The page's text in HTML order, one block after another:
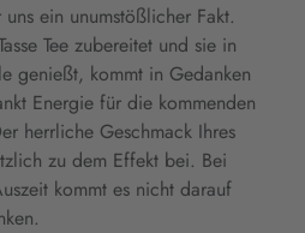
ein unumstößlicher Fakt.
Tee zubereitet und sie in
genießt, kommt in Gedanken
Energie für die kommenden
herrliche Geschmack Ihres
zu dem Effekt bei. Bei
kommt es nicht darauf